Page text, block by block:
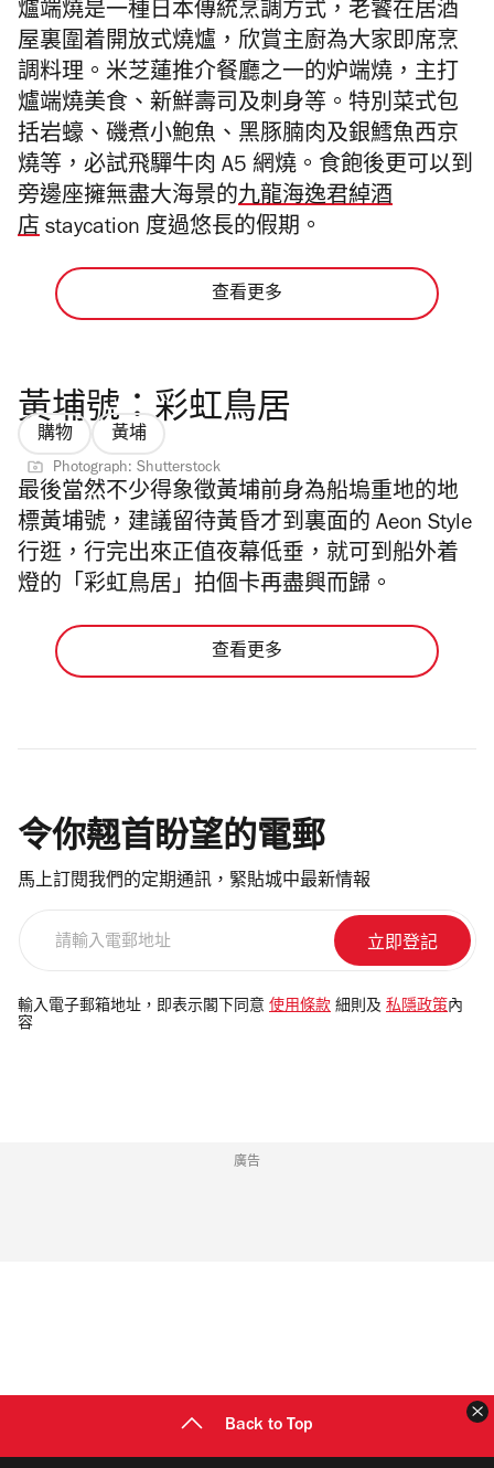
爐端燒是一種日本傳統烹調方式，老饕在居酒
屋裏圍着開放式燒爐，欣賞主廚為大家即席烹
調料理。 米芝蓮推介餐廳之一的炉端燒，主打
爐端燒美食、新鮮壽司及刺身等。特別菜式包
括岩蠔、 磯煮小鮑魚、黑豚腩肉及銀鱈魚西京
燒等，必試飛驒牛肉 A5 網燒。食飽後更可以到
旁邊座擁無盡大海景的九龍海逸君綽酒
店 staycation 度過悠長的假期。
查看更多
黃埔號：彩虹鳥居
購物 黃埔
Photograph: Shutterstock
最後當然不少得象徵黃埔前身為船塢重地的地
標黃埔號，建議留待黃昏才到裏面的 Aeon Style
行逛，行完出來正值夜幕低垂，就可到船外着
燈的「彩虹鳥居」拍個卡再盡興而歸。
查看更多
令你翹首盼望的電郵
馬上訂閱我們的定期通訊，緊貼城中最新情報
電
郵
輸入電子郵箱地址，即表示閣下同意 使用條款 細則及 私隱政策內
容
廣告
Back to Top